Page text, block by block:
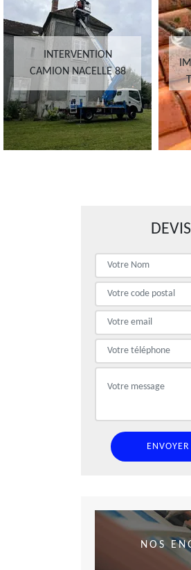
INTERVENTION
CAMION NACELLE 88
NOS